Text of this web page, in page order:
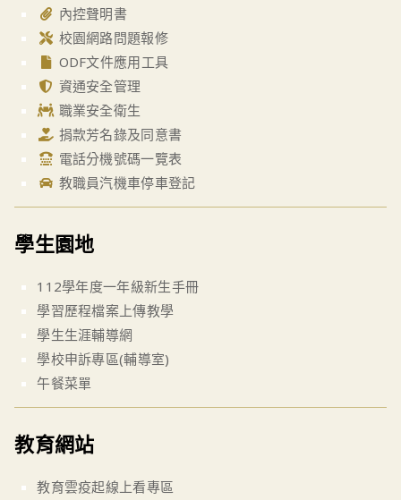
內控聲明書
校園網路問題報修
ODF文件應用工具
資通安全管理
職業安全衛生
捐款芳名錄及同意書
電話分機號碼一覽表
教職員汽機車停車登記
學生園地
112學年度一年級新生手冊
學習歷程檔案上傳教學
學生生涯輔導網
學校申訴專區(輔導室)
午餐菜單
教育網站
教育雲疫起線上看專區